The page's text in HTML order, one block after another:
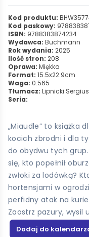
Kod produktu:
Kod paskowy:
ISBN: 9788383874234
Wydawca: Buchmann
Rok wydania: 2025
Ilość stron: 208
Oprawa: Miękka
Format: 15.5x22.9cm
Waga: 0.565
Tłumacz: Lipnicki
Seria:
„Miaudle” to książka
kocich zbrodni i dla
do obydwu tych
się, kto popełnił
zwłoki za lodówką?
hortensjami w
perfidny atak na
Zaostrz pazury, wysil